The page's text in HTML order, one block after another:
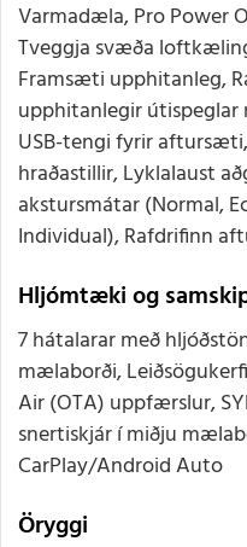
Varmadæla, Pro Power
Tveggja svæða
Framsæti upphitanleg,
upphitanlegir
USB-tengi fyrir
hraðastillir, Lyklalaust
akstursmátar (Normal,
Individual), Rafdrifinn
Hljómtæki og
7 hátalarar með
mælaborði,
Air (OTA) uppfærslur,
snertiskjár í miðju
CarPlay/Android Auto
Öryggi